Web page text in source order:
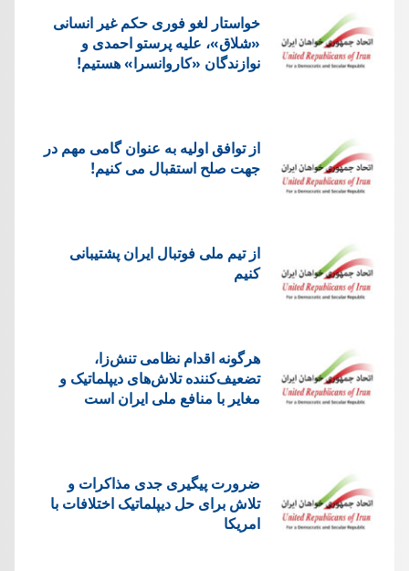
خواستار لغو فوری حکم غیر انسانی
«شلاق»، علیه پرستو احمدی و
نوازندگان «کاروانسرا» هستیم!
از توافق اولیه به عنوان گامی مهم در
جهت صلح استقبال می کنیم!
از تیم ملی فوتبال ایران پشتیبانی
کنیم
هرگونه اقدام نظامی تنش‌زا،
تضعیف‌کننده تلاش‌های دیپلماتیک و
مغایر با منافع ملی ایران است
ضرورت پیگیری جدی مذاکرات و
تلاش برای حل دیپلماتیک اختلافات با
امریکا